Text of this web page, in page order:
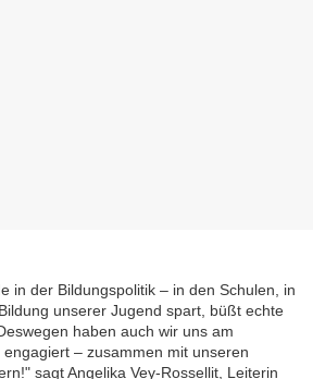
in der Bildungspolitik – in den Schulen, in
unserer Jugend spart, büßt echte
haben auch wir uns am
– zusammen mit unseren
sagt Angelika Vey-Rossellit, Leiterin